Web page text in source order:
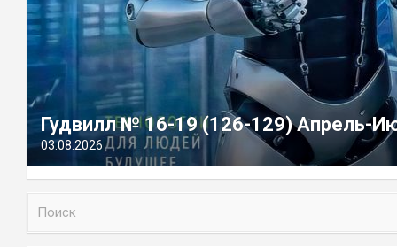
Гудвилл № 16-19 (126-129) Апрель-
03.08.2026
и